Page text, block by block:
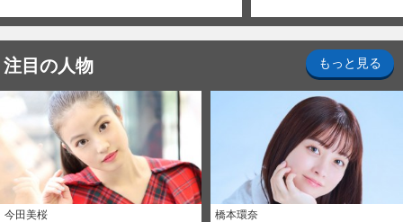
注目の人物 もっと見る
今田美桜 橋本環奈